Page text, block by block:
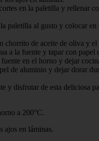
en la paletilla y rellenar
paletilla al gusto y colocar en
chorrito de aceite de oliva y
a la fuente y tapar con papel
en el horno y dejar
de aluminio y dejar dorar
y disfrutar de esta deliciosa
a 200°C.
ajos en láminas.